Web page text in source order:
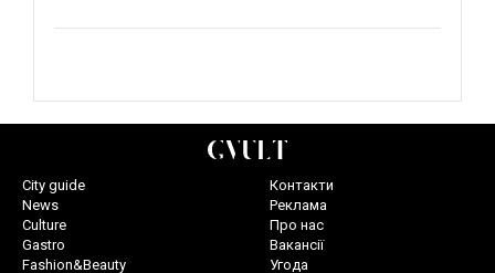
City guide
News
Culture
Gastro
Fashion&Beauty
Контакти
Реклама
Про нас
Вакансії
Угода